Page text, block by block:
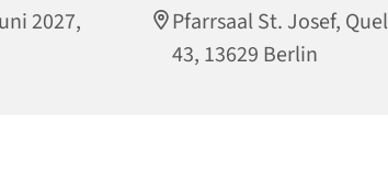
2027,
Pfarrsaal St. Josef,
43, 13629 Berlin